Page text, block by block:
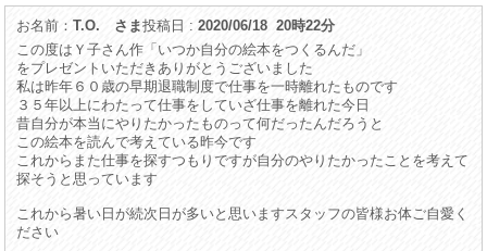
お名前：T.O. さま投稿日 :2020/06/18 20時22分
この度はＹ子さん作「いつか自分の絵本をつくるんだ」
をプレゼントいただきありがとうございました
私は昨年６０歳の早期退職制度で仕事を一時離れたものです
３５年以上にわたって仕事をしていざ仕事を離れた今日
昔自分が本当にやりたかったものって何だったんだろうと
この絵本を読んで考えている昨今です
これからまた仕事を探すつもりですが自分のやりたかったことを考えて
探そうと思っています
これから暑い日が続次日が多いと思いますスタッフの皆様お体ご自愛く
ださい